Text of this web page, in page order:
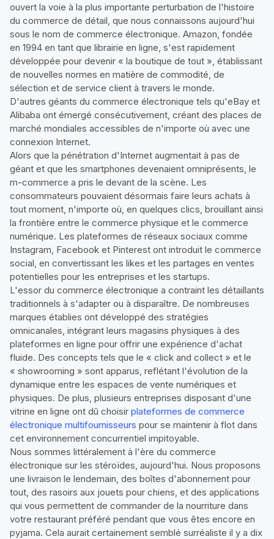
ouvert la voie à la plus importante perturbation de l'histoire
du commerce de détail, que nous connaissons aujourd'hui
sous le nom de commerce électronique. Amazon, fondée
en 1994 en tant que librairie en ligne, s'est rapidement
développée pour devenir « la boutique de tout », établissant
de nouvelles normes en matière de commodité, de
sélection et de service client à travers le monde.
D'autres géants du commerce électronique tels qu'eBay et
Alibaba ont émergé consécutivement, créant des places de
marché mondiales accessibles de n'importe où avec une
connexion Internet.
Alors que la pénétration d'Internet augmentait à pas de
géant et que les smartphones devenaient omniprésents, le
m-commerce a pris le devant de la scène. Les
consommateurs pouvaient désormais faire leurs achats à
tout moment, n'importe où, en quelques clics, brouillant ainsi
la frontière entre le commerce physique et le commerce
numérique. Les plateformes de réseaux sociaux comme
Instagram, Facebook et Pinterest ont introduit le commerce
social, en convertissant les likes et les partages en ventes
potentielles pour les entreprises et les startups.
L'essor du commerce électronique a contraint les détaillants
traditionnels à s'adapter ou à disparaître. De nombreuses
marques établies ont développé des stratégies
omnicanales, intégrant leurs magasins physiques à des
plateformes en ligne pour offrir une expérience d'achat
fluide. Des concepts tels que le « click and collect » et le
« showrooming » sont apparus, reflétant l'évolution de la
dynamique entre les espaces de vente numériques et
physiques. De plus, plusieurs entreprises disposant d'une
vitrine en ligne ont dû choisir plateformes de commerce
électronique multifournisseurs pour se maintenir à flot dans
cet environnement concurrentiel impitoyable.
Nous sommes littéralement à l'ère du commerce
électronique sur les stéroïdes, aujourd'hui. Nous proposons
une livraison le lendemain, des boîtes d'abonnement pour
tout, des rasoirs aux jouets pour chiens, et des applications
qui vous permettent de commander de la nourriture dans
votre restaurant préféré pendant que vous êtes encore en
pyjama. Cela aurait certainement semblé surréaliste il y a dix